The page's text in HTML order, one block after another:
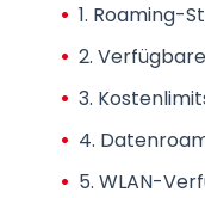
1. Roaming-
2.
3.
4.
5. WLAN-